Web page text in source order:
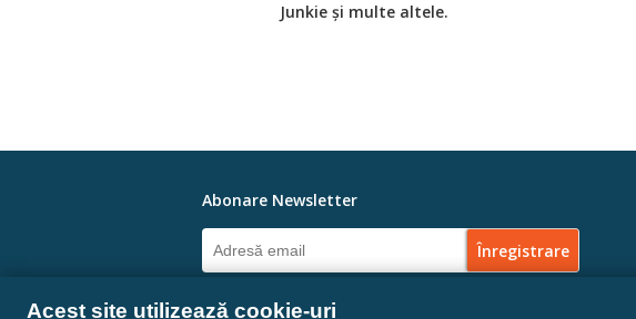
Acest site utilizează cookie-uri
Junkie și multe altele.
Abonare Newsletter